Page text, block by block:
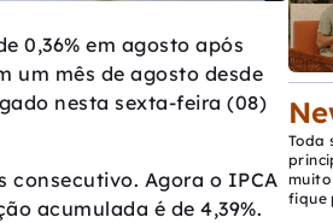
0,36% em agosto após
um mês de agosto desde
nesta sexta-feira (08)
consecutivo. Agora o IPCA
acumulada é de 4,39%.
Toda
muito
fique